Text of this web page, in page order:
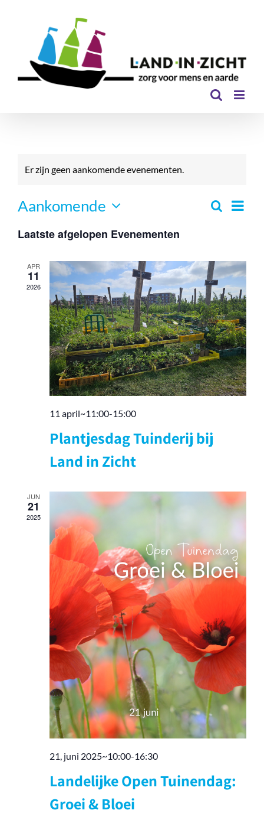
Er zijn geen aankomende evenementen.
Zoeken
Lijst
Aankomende
een
Laatste afgelopen Evenementen
APR
11
2026
11 april~11:00-15:00
Plantjesdag Tuinderij bij
Land in Zicht
JUN
21
2025
21, juni 2025~10:00-16:30
Landelijke Open Tuinendag:
Groei & Bloei